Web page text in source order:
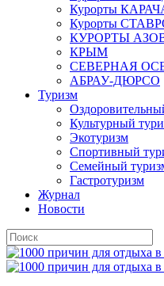
Курорты
Курорты
КУРОРТЫ
КРЫМ
СЕВЕРНАЯ
АБРАУ-ДЮРСО
Туризм
Культурный
Экотуризм
Спортивный
Семейный
Гастротуризм
Журнал
Новости